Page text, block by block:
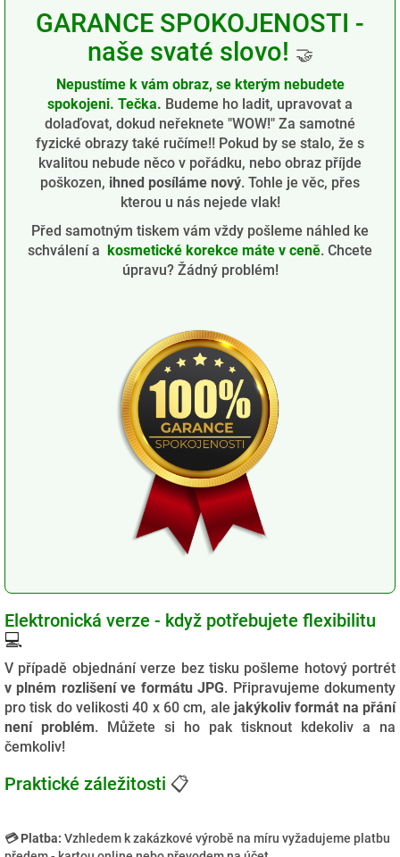
GARANCE SPOKOJENOSTI -
naše svaté slovo! 🤝
Nepustíme k vám obraz, se kterým nebudete
spokojeni. Tečka. Budeme ho ladit, upravovat a
dolaďovat, dokud neřeknete "WOW!" Za samotné
fyzické obrazy také ručíme!! Pokud by se stalo, že s
kvalitou nebude něco v pořádku, nebo obraz příjde
poškozen, ihned posíláme nový. Tohle je věc, přes
kterou u nás nejede vlak!
Před samotným tiskem vám vždy pošleme náhled ke
schválení a kosmetické korekce máte v ceně. Chcete
úpravu? Žádný problém!
Elektronická verze - když potřebujete flexibilitu
💻
V případě objednání verze bez tisku pošleme hotový portrét
v plném rozlišení ve formátu JPG. Připravujeme dokumenty
pro tisk do velikosti 40 x 60 cm, ale jakýkoliv formát na přání
není problém. Můžete si ho pak tisknout kdekoliv a na
čemkoliv!
Praktické záležitosti 📋
💳 Platba: Vzhledem k zakázkové výrobě na míru vyžadujeme platbu